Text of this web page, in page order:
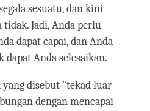
sesuatu, dan kini
Jadi, Anda perlu
dapat capai, dan Anda
Anda selesaikan.
yang disebut "tekad luar
dengan mencapai